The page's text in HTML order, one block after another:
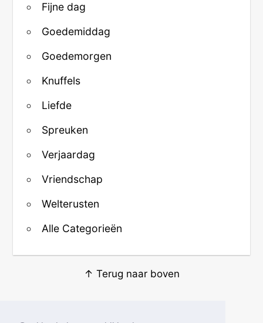
Fijne dag
Goedemiddag
Goedemorgen
Knuffels
Liefde
Spreuken
Verjaardag
Vriendschap
Welterusten
Alle Categorieën
↑ Terug naar boven